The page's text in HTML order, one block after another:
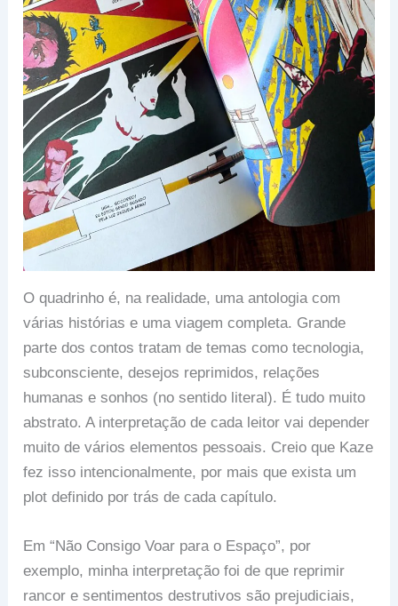
O quadrinho é, na realidade, uma antologia com
várias histórias e uma viagem completa. Grande
parte dos contos tratam de temas como tecnologia,
subconsciente, desejos reprimidos, relações
humanas e sonhos (no sentido literal). É tudo muito
abstrato. A interpretação de cada leitor vai depender
muito de vários elementos pessoais. Creio que Kaze
fez isso intencionalmente, por mais que exista um
plot definido por trás de cada capítulo.
Em “Não Consigo Voar para o Espaço”, por
exemplo, minha interpretação foi de que reprimir
rancor e sentimentos destrutivos são prejudiciais,